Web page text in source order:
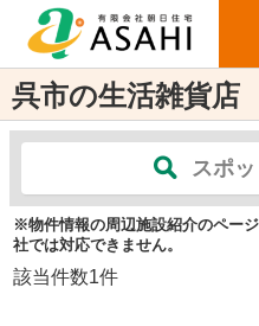
呉市の生活雑貨店
スポ
※物件情報の周辺施設紹介のペー
社では対応できません。
該当件数1件